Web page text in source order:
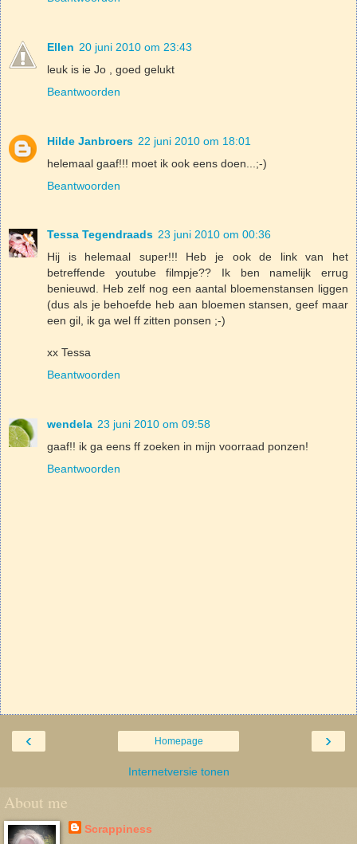
Ellen 20 juni 2010 om 23:43
leuk is ie Jo , goed gelukt
Beantwoorden
Hilde Janbroers 22 juni 2010 om 18:01
helemaal gaaf!!! moet ik ook eens doen...;-)
Beantwoorden
Tessa Tegendraads 23 juni 2010 om 00:36
Hij is helemaal super!!! Heb je ook de link van het
betreffende youtube filmpje?? Ik ben namelijk errug
benieuwd. Heb zelf nog een aantal bloemenstansen liggen
(dus als je behoefde heb aan bloemen stansen, geef maar
een gil, ik ga wel ff zitten ponsen ;-)
xx Tessa
Beantwoorden
wendela 23 juni 2010 om 09:58
gaaf!! ik ga eens ff zoeken in mijn voorraad ponzen!
Beantwoorden
‹ ›
Homepage
Internetversie tonen
About me
Scrappiness